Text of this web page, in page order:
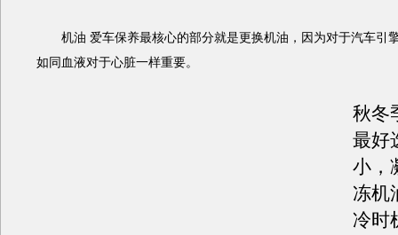
机油 爱车保养最核心的部分就是更换机油，因为对于汽车引
如同血液对于心脏一样重要。
秋冬
最好
小，
冻机
冷时